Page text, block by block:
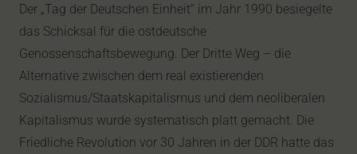
Der „Tag der Deutschen Einheit“ im Jahr 1990 besiegelte
das Schicksal für die ostdeutsche
Genossenschaftsbewegung. Der Dritte Weg – die
Alternative zwischen dem real existierenden
Sozialismus/Staatskapitalismus und dem neoliberalen
Kapitalismus wurde systematisch platt gemacht. Die
Friedliche Revolution vor 30 Jahren in der DDR hatte das